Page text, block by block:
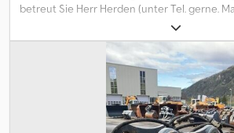
betreut Sie Herr Herden (unter Tel. gerne.
Teleskopausleger JT 2500 I / 2,5 Tonnen /
geeignet / Baujahr: 2023 / NEU-Gerät /
Preis: 7.890,00 € netto / 9.389,10 € brutto -
eingefahren: 2.500 kg - Max. Traglast
Länge ausgefahren: 2.690 mm - Länge
Automatische Anbaugeräteerkennung: ja
für die RTH und TH Reihen geeignet.